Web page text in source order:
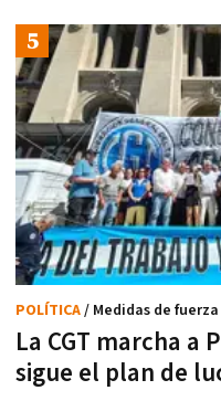
La CGT marcha a
sigue el plan de
POLÍTICA/ Medidas de fuerza